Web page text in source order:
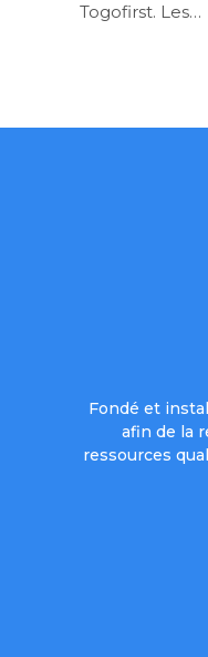
Togofirst. Les…
Fondé et
afin de la
ressources